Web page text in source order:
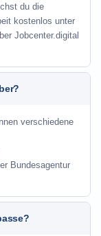
du die
kostenlos unter
Jobcenter.digital
verschiedene
Bundesagentur